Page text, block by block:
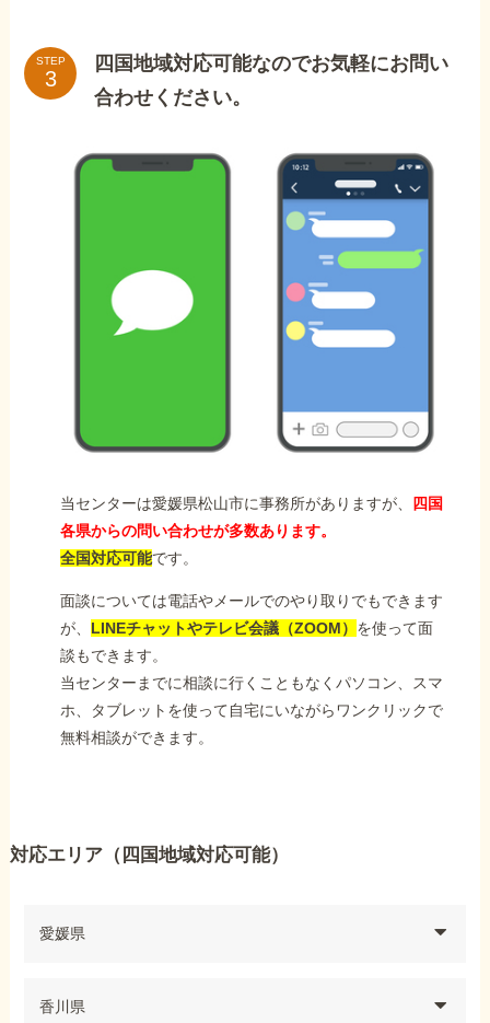
STEP
四国地域対応可能なのでお気軽にお問い
合わせください。
当センターは愛媛県松山市に事務所がありますが、
四国
各県からの問い合わせが多数あります。
全国対応可能です。
面談については電話やメールでのやり取りでもできます
が、 LINEチャットやテレビ会議（ZOOM） を使って面
談もできます。
当センターまでに相談に行くこともなくパソコン、スマ
ホ、タブレットを使って自宅にいながらワンクリックで
無料相談ができます。
対応エリア（四国地域対応可能）
愛媛県
香川県